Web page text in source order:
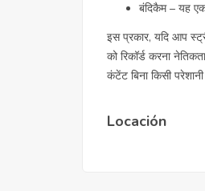
बंदिकैम – यह एक
इस प्रकार, यदि आप
को रिकॉर्ड करना
कंटेंट बिना किसी
Locación